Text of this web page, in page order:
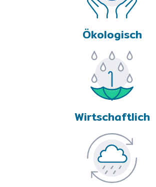
Ökologisch
Wirtschaftlich